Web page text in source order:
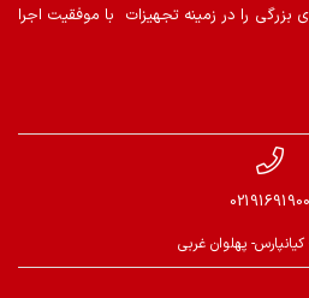
بزرگی را در زمینه تجهیزات با موفقیت اجرا
02191691900
کیانپارس- پهلوان غربی